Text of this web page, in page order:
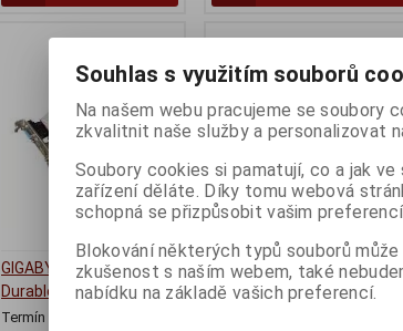
GIGABYTE GT 710 Ultra
Durable 2 2GB
Termín dodání (dny):
GIGABYTE GeForce RTX
Termín dodání (dny):3
Souhlas s využitím souborů
Na našem webu pracujeme se soubory
zkvalitnit naše služby a personalizovat
Soubory cookies si pamatují, co a jak ve
zařízení děláte. Díky tomu webová
schopná se přizpůsobit vašim
Blokování některých typů souborů
zkušenost s naším webem, také
nabídku na základě vašich preferencí.